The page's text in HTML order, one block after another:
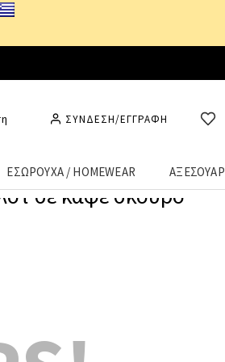
ΣΥΝΔΕΣΗ/ΕΓΓΡΑΦΗ
ΕΣΩΡΟΥΧΑ / HOMEWEAR ΑΞΕΣΟΥΑΡ
σε καφέ σκούρο